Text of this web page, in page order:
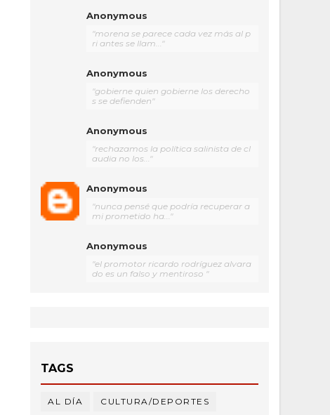
Anonymous
"morena se parece cada vez más al p
ri antes se llam..."
Anonymous
"gobierne quien gobierne los derecho
s se defienden"
Anonymous
"rechazamos la política salinista de cl
audia no los..."
Anonymous
"nunca pensé que podría recuperar a
mi prometido ha..."
Anonymous
"el promotor ricardo rodríguez alvara
do es un falso y mentiroso "
TAGS
AL DÍA CULTURA/DEPORTES